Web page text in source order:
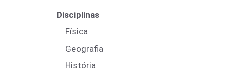
Disciplinas
Física
Geografia
História